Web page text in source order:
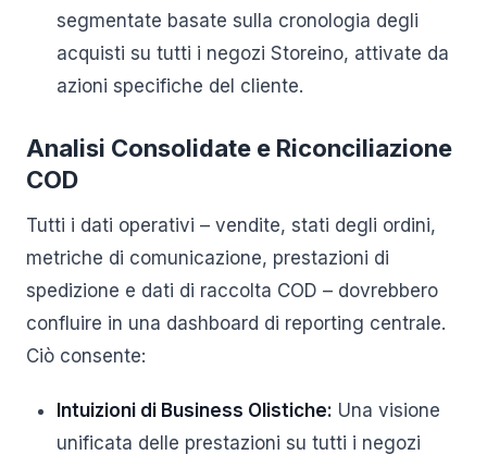
segmentate basate sulla cronologia degli
acquisti su tutti i negozi Storeino, attivate da
azioni specifiche del cliente.
Analisi Consolidate e Riconciliazione
COD
Tutti i dati operativi – vendite, stati degli ordini,
metriche di comunicazione, prestazioni di
spedizione e dati di raccolta COD – dovrebbero
confluire in una dashboard di reporting centrale.
Ciò consente:
Intuizioni di Business Olistiche: Una visione
unificata delle prestazioni su tutti i negozi